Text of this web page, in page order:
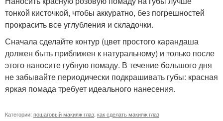
тонкой кисточкой, чтобы аккуратно, без погрешностей
прокрасить все углубления и складочки.
Сначала сделайте контур (цвет простого карандаша
должен быть приближен к натуральному) и только после
этого наносите губную помаду. В течение большого дня
не забывайте периодически подкрашивать губы: красная
яркая помада требует идеального нанесения.
Категории: пошаговый макияж глаз как сделать макияж глаз